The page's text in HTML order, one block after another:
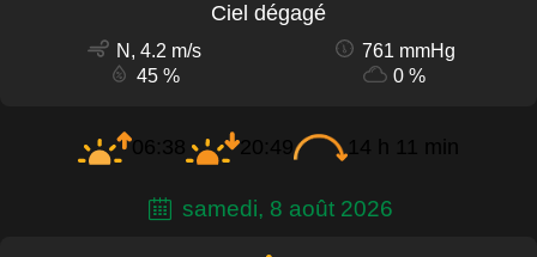
Ciel dégagé
N, 4.2 m/s
761 mmHg
45 %
0 %
06:38 20:49 14 h 11 min
samedi, 8 août 2026